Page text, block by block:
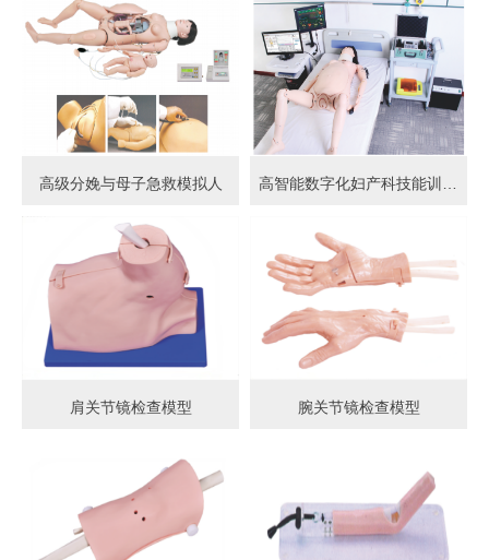
高级分娩与母子急救模拟人
肩关节镜检查模型 腕关节镜检查模型